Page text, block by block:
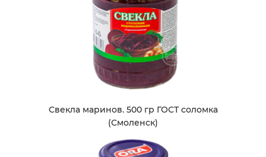
Свекла маринов. 500 гр ГОСТ соломка
(Смоленск)